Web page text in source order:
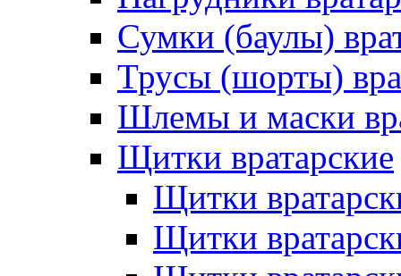
Сумки (баулы)
Трусы (шорты)
Шлемы и маски
Щитки вратарские
Щитки
Щитки